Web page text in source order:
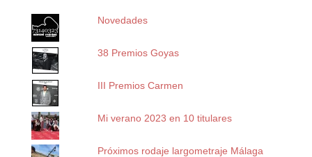
Novedades
38 Premios Goyas
III Premios Carmen
Mi verano 2023 en 10 titulares
Próximos rodaje largometraje Málaga